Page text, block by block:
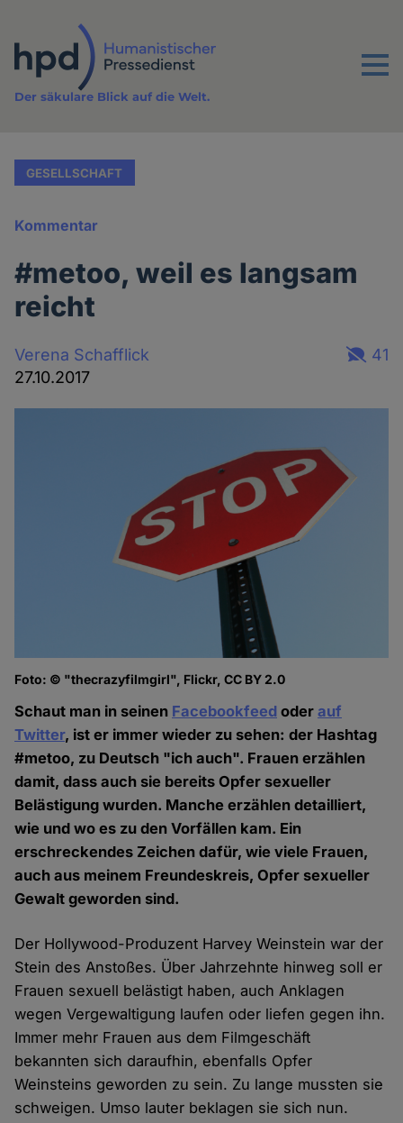
Inhalt
Menu
Der säkulare Blick auf die Welt.
GESELLSCHAFT
Kommentar
#metoo, weil es langsam
reicht
Verena Schafflick
27.10.2017
41
Foto: © "thecrazyfilmgirl", Flickr, CC BY 2.0
Schaut man in seinen Facebookfeed oderauf
Twitter, ist er immer wieder zu sehen: der Hashtag
#metoo, zu Deutsch "ich auch". Frauen erzählen
damit, dass auch sie bereits Opfer sexueller
Belästigung wurden. Manche erzählen detailliert,
wie und wo es zu den Vorfällen kam. Ein
erschreckendes Zeichen dafür, wie viele Frauen,
auch aus meinem Freundeskreis, Opfer sexueller
Gewalt geworden sind.
Der Hollywood-Produzent Harvey Weinstein war der
Stein des Anstoßes. Über Jahrzehnte hinweg soll er
Frauen sexuell belästigt haben, auch Anklagen
wegen Vergewaltigung laufen oder liefen gegen ihn.
Immer mehr Frauen aus dem Filmgeschäft
bekannten sich daraufhin, ebenfalls Opfer
Weinsteins geworden zu sein. Zu lange mussten sie
schweigen. Umso lauter beklagen sie sich nun.